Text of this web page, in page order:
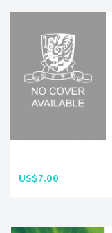
US$7.00